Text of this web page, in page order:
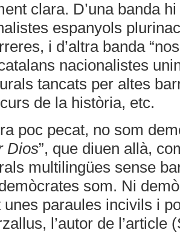
clara. D’una banda
espanyols
i d’altra banda
nacionalistes
tancats per altes
de la història, etc.
poc pecat, no som
Dios”, que diuen allà,
multilingües sense
som. Ni
unes paraules incivils i
l’autor de l’article